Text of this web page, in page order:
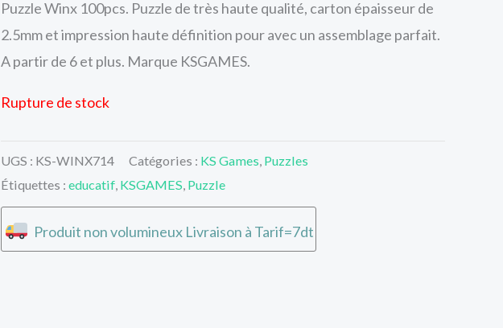
Puzzle Winx 100pcs. Puzzle de très haute qualité, carton épaisseur de
2.5mm et impression haute définition pour avec un assemblage parfait.
A partir de 6 et plus. Marque KSGAMES.
Rupture de stock
UGS : KS-WINX714 Catégories : KS Games Puzzles
Étiquettes : educatif KSGAMES Puzzle
Produit non volumineux Livraison à Tarif=7dt